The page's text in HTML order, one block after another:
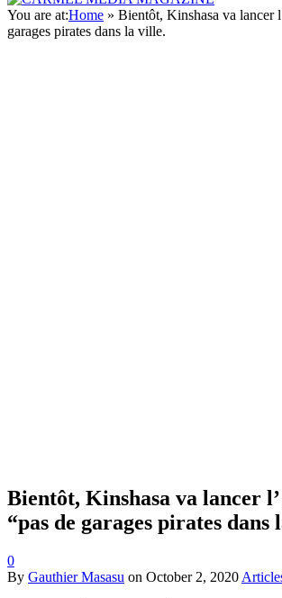
You are at:Home » Bientôt, Kinshasa va lancer
garages pirates dans la ville.
Bientôt, Kinshasa va lancer
“pas de garages pirates dans
0
By Gauthier Masasu on October 2, 2020